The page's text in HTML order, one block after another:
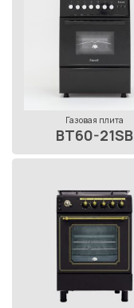
Газовая плита
BT60-21SB